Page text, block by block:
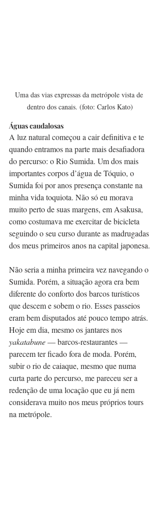
Uma das vias expressas da metrópole vista de
dentro dos canais. (foto: Carlos Kato)
Águas caudalosas
A luz natural começou a cair definitiva e te
quando entramos na parte mais desafiadora
do percurso: o Rio Sumida. Um dos mais
importantes corpos d’água de Tóquio, o
Sumida foi por anos presença constante na
minha vida toquiota. Não só eu morava
muito perto de suas margens, em Asakusa,
como costumava me exercitar de bicicleta
seguindo o seu curso durante as madrugadas
dos meus primeiros anos na capital japonesa.
Não seria a minha primeira vez navegando o
Sumida. Porém, a situação agora era bem
diferente do conforto dos barcos turísticos
que descem e sobem o rio. Esses passeios
eram bem disputados até pouco tempo atrás.
Hoje em dia, mesmo os jantares nos
yakatabune — barcos-restaurantes —
parecem ter ficado fora de moda. Porém,
subir o rio de caiaque, mesmo que numa
curta parte do percurso, me pareceu ser a
redenção de uma locação que eu já nem
considerava muito nos meus próprios tours
na metrópole.